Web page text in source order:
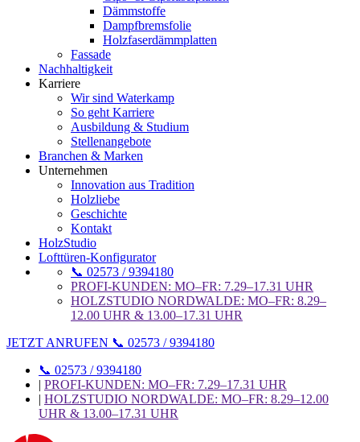
Dämmstoffe
Dampfbremsfolie
Holzfaserdämmplatten
Fassade
Nachhaltigkeit
Karriere
Wir sind Waterkamp
So geht Karriere
Ausbildung & Studium
Stellenangebote
Branchen & Marken
Unternehmen
Innovation aus Tradition
Holzliebe
Geschichte
Kontakt
HolzStudio
Lofttüren-Konfigurator
📞 02573 / 9394180
PROFI-KUNDEN: MO–FR: 7.29–17.31 UHR
HOLZSTUDIO NORDWALDE: MO–FR: 8.29–
12.00 UHR & 13.00–17.31 UHR
JETZT ANRUFEN 📞 02573 / 9394180
📞 02573 / 9394180
| PROFI-KUNDEN: MO–FR: 7.29–17.31 UHR
| HOLZSTUDIO NORDWALDE: MO–FR: 8.29–12.00
UHR & 13.00–17.31 UHR